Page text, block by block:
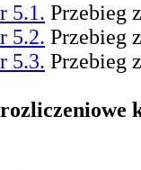
5.1. Przebieg
5.2. Przebieg
5.3. Przebieg